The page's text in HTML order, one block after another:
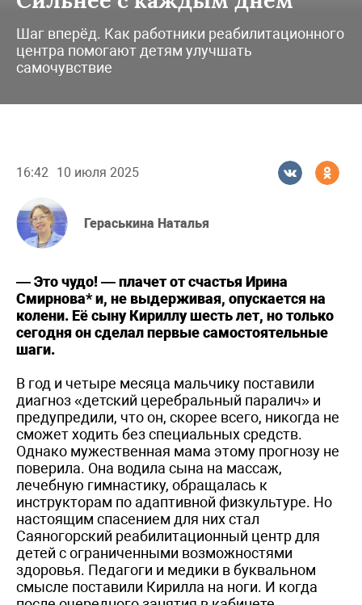
Шаг вперёд. Как работники реабилитационного
центра помогают детям улучшать
самочувствие
16:42 10 июля 2025
Гераськина Наталья
— Это чудо! — плачет от счастья Ирина
Смирнова* и, не выдерживая, опускается на
колени. Её сыну Кириллу шесть лет, но только
сегодня он сделал первые самостоятельные
шаги.
В год и четыре месяца мальчику поставили
диагноз «детский церебральный паралич» и
предупредили, что он, скорее всего, никогда не
сможет ходить без специальных средств.
Однако мужественная мама этому прогнозу не
поверила. Она водила сына на массаж,
лечебную гимнастику, обращалась к
инструкторам по адаптивной физкультуре. Но
настоящим спасением для них стал
Саяногорский реабилитационный центр для
детей с ограниченными возможностями
здоровья. Педагоги и медики в буквальном
смысле поставили Кирилла на ноги. И когда